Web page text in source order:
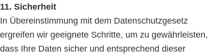
11. Sicherheit
In Übereinstimmung mit dem Datenschutzgesetz
ergreifen wir geeignete Schritte, um zu gewährleisten,
dass Ihre Daten sicher und entsprechend dieser